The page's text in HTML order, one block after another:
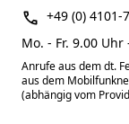
+49 (0) 4101-
Mo. - Fr. 9.00
Anrufe aus dem dt.
aus dem
(abhängig vom